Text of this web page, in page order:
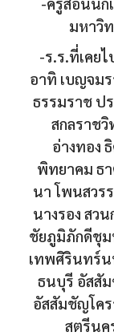
มหาวิ
-ร.ร.ที่เคย
อาทิ เบญจม
ธรรมราช ป
สกลราช
อ่างทอง
พิทยาคม ธ
นา โพนสวร
นางรอง สว
ชัยภูมิภักดีชุ
เทพศิรินทร์
ธนบุรี อัสสั
อัสสัมชัญโค
สตรีนค